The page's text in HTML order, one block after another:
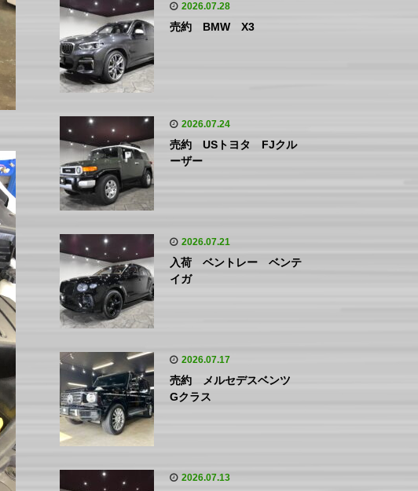
2026.07.28
売約 BMW X3
2026.07.24
売約 USトヨタ FJクル
ーザー
2026.07.21
入荷 ベントレー ベンテ
イガ
2026.07.17
売約 メルセデスベンツ
Gクラス
2026.07.13